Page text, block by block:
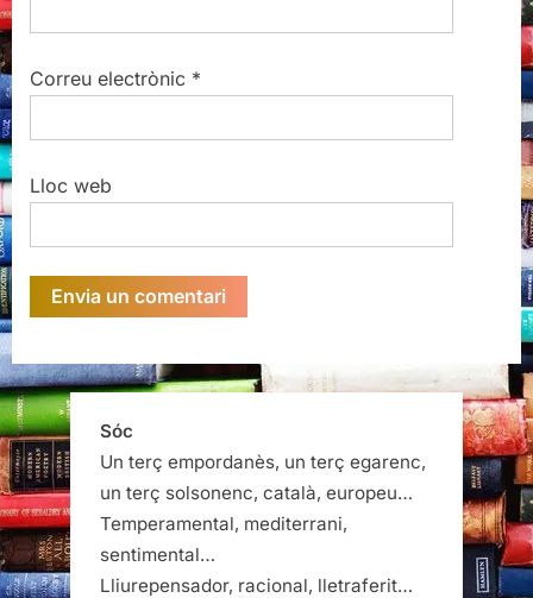
Correu electrònic *
Lloc web
Sóc
Un terç empordanès, un terç egarenc,
un terç solsonenc, català, europeu…
Temperamental, mediterrani,
sentimental…
Lliurepensador, racional, lletraferit…